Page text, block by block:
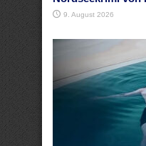
9. August 2026